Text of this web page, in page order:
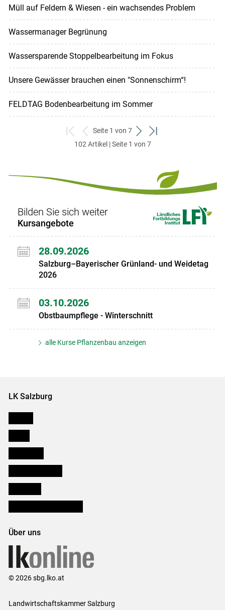
Müll auf Feldern & Wiesen - ein wachsendes Problem
Wassermanager Begrünung
Wassersparende Stoppelbearbeitung im Fokus
Unsere Gewässer brauchen einen "Sonnenschirm“!
FELDTAG Bodenbearbeitung im Sommer
zum
ersten
zurück
zum
Seite 1 von 7
weiter
zum
zum
102 Artikel | Seite 1 von 7
Bilden Sie sich weiter
Kursangebote
28.09.2026
Salzburg–Bayerischer Grünland- und Weidetag
2026
03.10.2026
Obstbaumpflege - Winterschnitt
alle Kurse Pflanzenbau anzeigen
LK Salzburg
Über uns
© 2026 sbg.lko.at
Landwirtschaftskammer Salzburg